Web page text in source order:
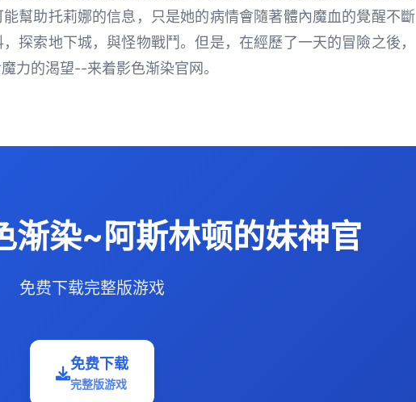
幫助托莉娜的信息，只是她的病情會隨著體內魔血的覺醒不斷
探索地下城，與怪物戰鬥。但是，在經歷了一天的冒險之後，
力的渴望--来着影色渐染官网。
渐染~阿斯林顿的妹神官
免费下载完整版游戏
免费下载
完整版游戏